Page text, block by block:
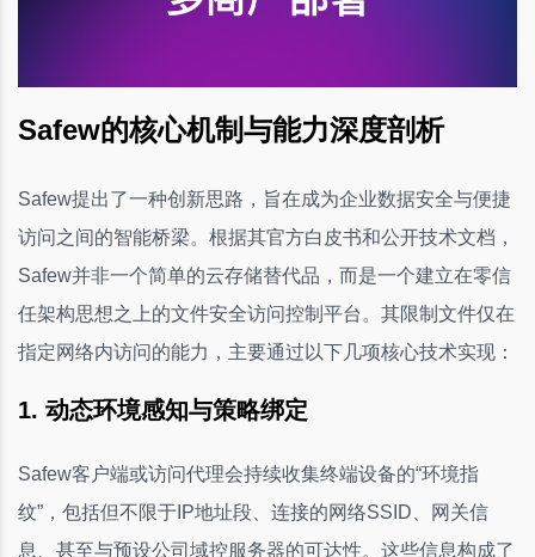
Safew的核心机制与能力深度剖析
Safew提出了一种创新思路，旨在成为企业数据安全与便捷
访问之间的智能桥梁。根据其官方白皮书和公开技术文档，
Safew并非一个简单的云存储替代品，而是一个建立在零信
任架构思想之上的文件安全访问控制平台。其限制文件仅在
指定网络内访问的能力，主要通过以下几项核心技术实现：
1. 动态环境感知与策略绑定
Safew客户端或访问代理会持续收集终端设备的“环境指
纹”，包括但不限于IP地址段、连接的网络SSID、网关信
息、甚至与预设公司域控服务器的可达性。这些信息构成了